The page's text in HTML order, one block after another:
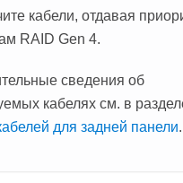
кабели, отдавая
RAID Gen 4.
сведения об
кабелях см. в
для задней панели.